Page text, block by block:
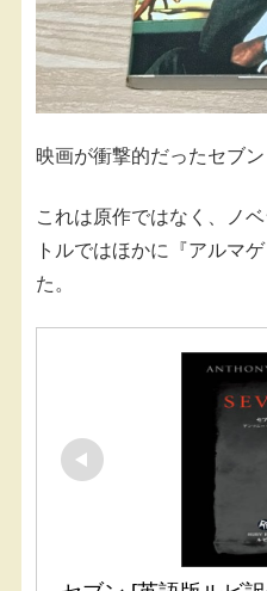
映画が衝撃的だったセブ
これは原作ではなく、ノ
トルではほかに『アルマ
た。